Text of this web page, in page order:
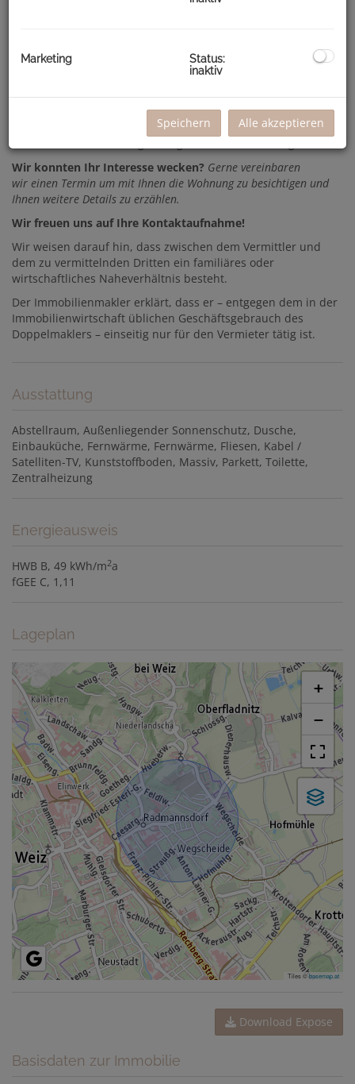
Schlafzimmer
Wir konnten Ihr Interesse wecken? Gerne vereinbaren
wir einen Termin um mit Ihnen die Wohnung zu besichtigen und
Ihnen weitere Details zu erzählen.
Wir freuen uns auf Ihre Kontaktaufnahme!
Wir weisen darauf hin, dass zwischen dem Vermittler und
dem zu vermittelnden Dritten ein familiäres oder
wirtschaftliches Naheverhältnis besteht.
Der Immobilienmakler erklärt, dass er – entgegen dem in der
Immobilienwirtschaft üblichen Geschäftsgebrauch des
Doppelmaklers – einseitig nur für den Vermieter tätig ist.
Ausstattung
Abstellraum Außenliegender Sonnenschutz Dusche
Einbauküche Fernwärme Fernwärme Fliesen Kabel /
Satelliten-TV Kunststoffboden Massiv Parkett Toilette
Zentralheizung
Energieausweis
HWB B, 49 kWh/m2a
fGEE C, 1,11
Lageplan
+
−
Tiles ©basemap.at
Download Expose
Basisdaten zur Immobilie
Marketing
Status:
inaktiv
Speichern Alle akzeptieren